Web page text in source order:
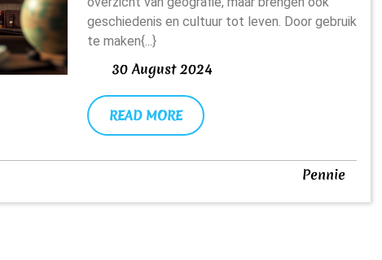
Kijk
geschiedenis en cultuur tot leven. Door gebruik
te maken{...}
30 August 202430
READ MOREREAD
MORE
PenniePennie